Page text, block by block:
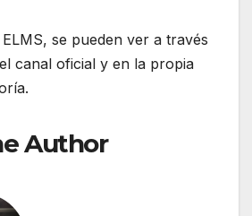
se pueden ver a través
canal oficial y en la propia
Author